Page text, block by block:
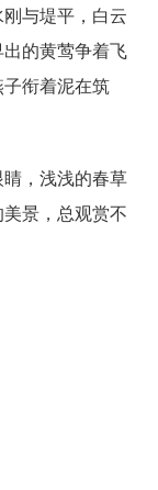
与堤平，白云
的黄莺争着飞
衔着泥在筑
，浅浅的春草
景，总观赏不